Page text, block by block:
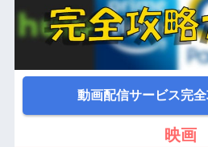
動画配信サービス完
映画